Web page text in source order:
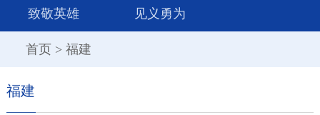
致敬英雄
见义勇为
首页 > 福建
福建